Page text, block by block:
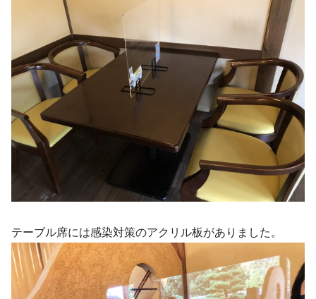
テーブル席には感染対策のアクリル板がありました。